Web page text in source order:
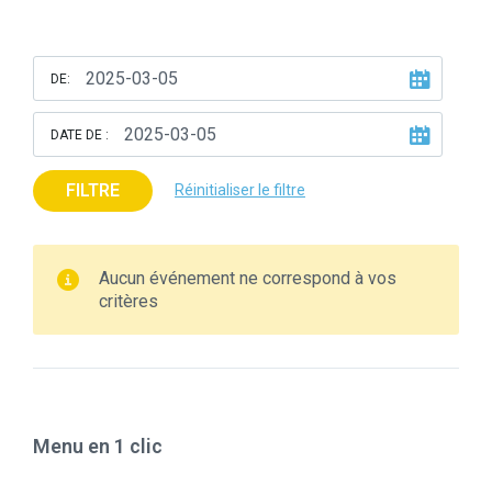
DE:
DATE DE :
FILTRE Réinitialiser le filtre
Aucun événement ne correspond à vos
critères
Menu en 1 clic